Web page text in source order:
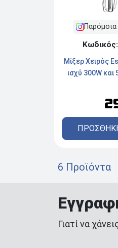
Παρόμοια
Μίξερ Χειρός
ισχύ 300W
6 Προϊόντα
Γιατί να